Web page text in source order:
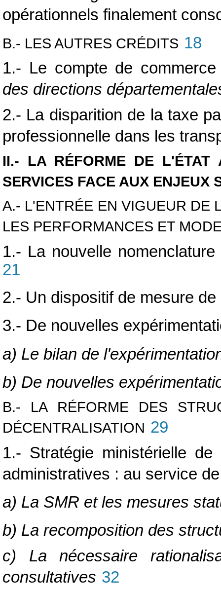
opérationnels finalement
B.- LES AUTRES CRÉDITS 18
1.- Le compte de
des directions
2.- La disparition de la taxe
professionnelle dans les
II.- LA RÉFORME DE L'ÉTAT
SERVICES FACE AUX ENJEUX
A.- L'ENTRÉE EN VIGUEUR DE
LES PERFORMANCES ET
1.- La nouvelle
21
2.- Un dispositif de mesure
3.- De nouvelles
a) Le bilan de
b) De nouvelles
B.- LA RÉFORME DES
DÉCENTRALISATION 29
1.- Stratégie ministérielle
administratives : au service
a) La SMR et les mesures
b) La recomposition des
c) La nécessaire
consultatives 32